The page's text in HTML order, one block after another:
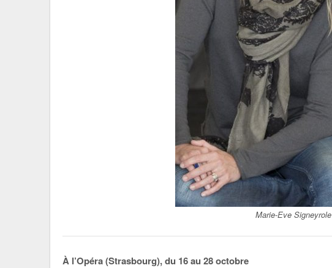
Marie-Eve Signeyrole
À l’Opéra (Strasbourg), du 16 au 28 octobre